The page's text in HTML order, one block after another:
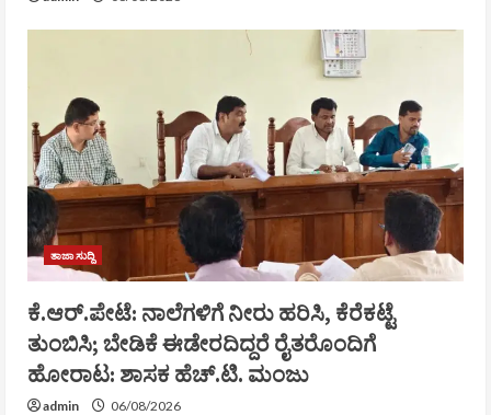
ತಾಜಾ ಸುದ್ದಿ
ಕೆ.ಆರ್.ಪೇಟೆ: ನಾಲೆಗಳಿಗೆ ನೀರು ಹರಿಸಿ, ಕೆರೆಕಟ್ಟೆ
ತುಂಬಿಸಿ; ಬೇಡಿಕೆ ಈಡೇರದಿದ್ದರೆ ರೈತರೊಂದಿಗೆ
ಹೋರಾಟ: ಶಾಸಕ ಹೆಚ್.ಟಿ. ಮಂಜು
admin 06/08/2026